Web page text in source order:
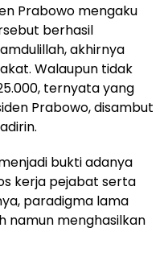
Prabowo mengaku
berhasil
akhirnya
Walaupun tidak
ternyata yang
Prabowo, disambut
bukti adanya
kerja pejabat serta
paradigma lama
namun menghasilkan